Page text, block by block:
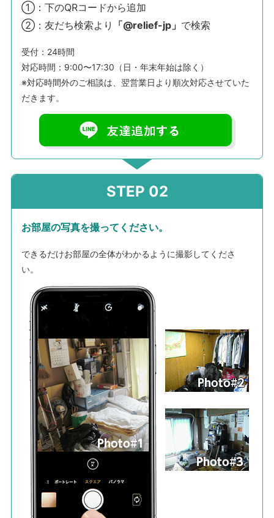
①：下のQRコードから追加
②：友だち検索より
「@relief-jp」 で検索
受付：24時間
対応時間：9:00〜17:30（日・年末年始は除く）
※対応時間外のご相談は、翌営業日より順次対応させていた
だきます。
お部屋の写真を撮ってください。
できるだけお部屋の全体がわかるように撮影してくださ
い。